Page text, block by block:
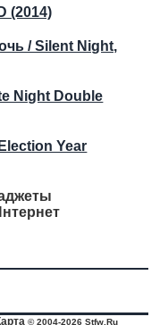
(2014)
/ Silent Night,
Night Double
Year
© 2004-2026 Stfw.Ru